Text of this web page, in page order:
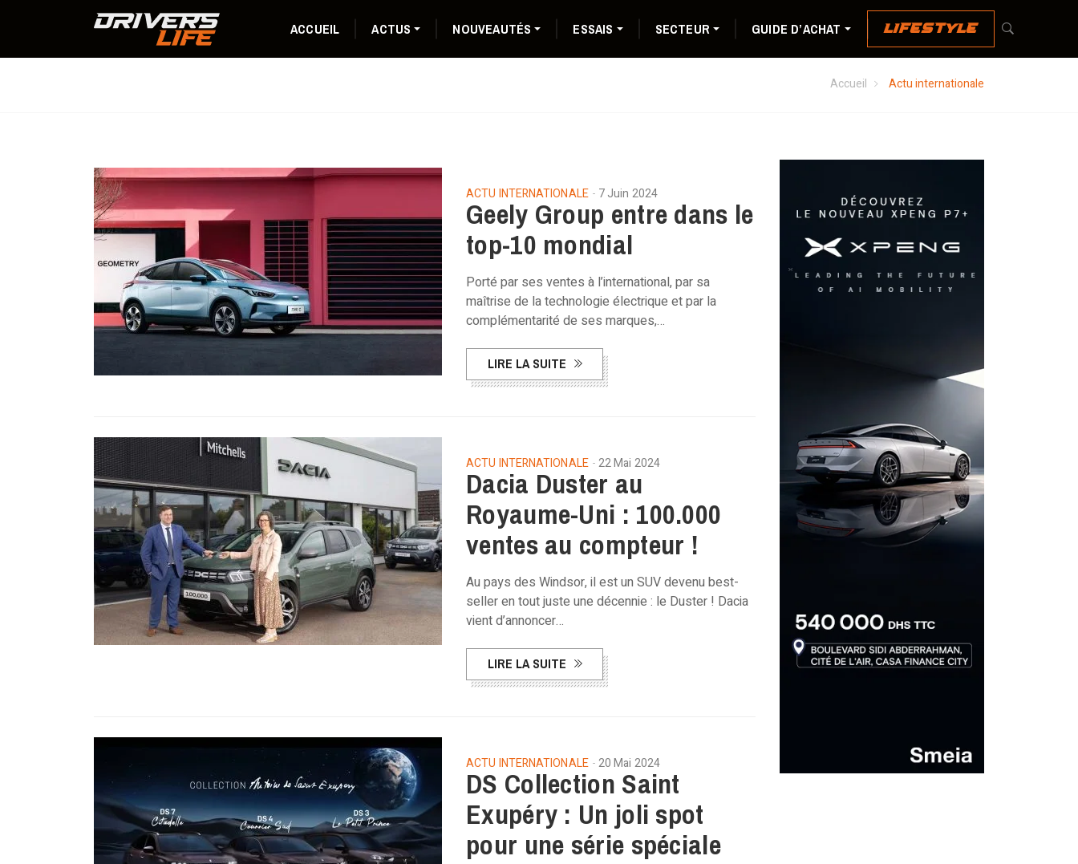
ACCUEIL ACTUS NOUVEAUTÉS ESSAIS SECTEUR GUIDE D’ACHAT LIFESTYLE
Accueil Actu internationale
ACTU INTERNATIONALE 7 Juin 2024
Geely Group entre dans le
top-10 mondial
Porté par ses ventes à l’international, par sa
maîtrise de la technologie électrique et par la
complémentarité de ses marques,…
LIRE LA SUITE
ACTU INTERNATIONALE 22 Mai 2024
Dacia Duster au
Royaume-Uni : 100.000
ventes au compteur !
Au pays des Windsor, il est un SUV devenu best-
seller en tout juste une décennie : le Duster ! Dacia
vient d’annoncer…
LIRE LA SUITE
ACTU INTERNATIONALE 20 Mai 2024
DS Collection Saint
Exupéry : Un joli spot
pour une série spéciale